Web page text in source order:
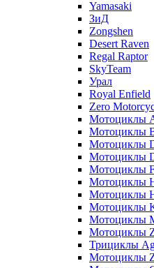
Yamasaki
ЗиД
Zongshen
Desert Raven
Regal Raptor
SkyTeam
Урал
Royal Enfield
Zero
Мотоциклы
Мотоциклы
Мотоциклы
Мотоциклы
Мотоциклы
Мотоциклы
Мотоциклы
Мотоциклы
Мотоциклы
Мотоциклы
Трициклы
Мотоциклы